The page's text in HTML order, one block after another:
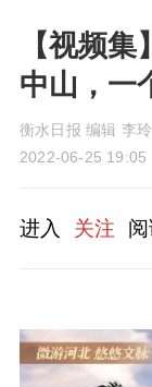
【视频集
中山，一
衡水日报 编辑 李玲
2022-06-25 19:05
进入 关注